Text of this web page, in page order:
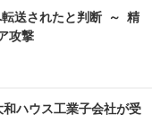
転送されたと判断 ～ 精
攻撃
ハウス工業子会社が受